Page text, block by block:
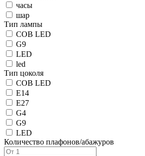
часы
шар
Тип лампы
COB LED
G9
LED
led
Тип цоколя
COB LED
E14
E27
G4
G9
LED
Количество плафонов/абажуров